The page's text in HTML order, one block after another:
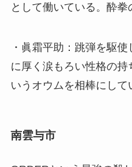
として働いている。酔拳
・眞霜平助：跳弾を駆
に厚く涙もろい性格の持
いうオウムを相棒にして
南雲与市